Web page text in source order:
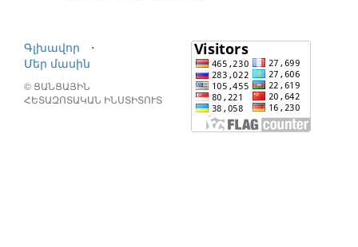
Գլխավոր
⋅
Մեր մասին
© ՑԱՆՑԱՅԻՆ
ՀԵՏԱԶՈՏԱԿԱՆ ԻՆՍՏԻՏՈՒՏ